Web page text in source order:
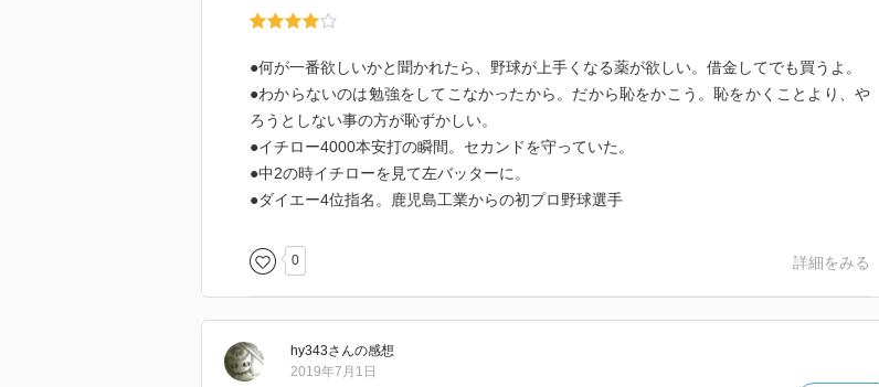
●何が一番欲しいかと聞かれたら、野球が上手くなる薬が欲しい。借金してでも買うよ。
●わからないのは勉強をしてこなかったから。だから恥をかこう。恥をかくことより、や
ろうとしない事の方が恥ずかしい。
●イチロー4000本安打の瞬間。セカンドを守っていた。
●中2の時イチローを見て左バッターに。
●ダイエー4位指名。鹿児島工業からの初プロ野球選手
0 詳細をみる
hy343さんの感想
2019年7月1日